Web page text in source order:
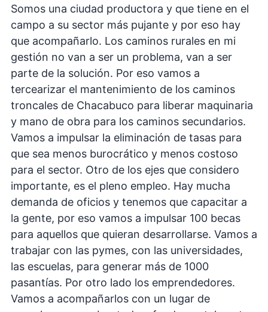
Somos una ciudad productora y que tiene en el
campo a su sector más pujante y por eso hay
que acompañarlo. Los caminos rurales en mi
gestión no van a ser un problema, van a ser
parte de la solución. Por eso vamos a
tercearizar el mantenimiento de los caminos
troncales de Chacabuco para liberar maquinaria
y mano de obra para los caminos secundarios.
Vamos a impulsar la eliminación de tasas para
que sea menos burocrático y menos costoso
para el sector. Otro de los ejes que considero
importante, es el pleno empleo. Hay mucha
demanda de oficios y tenemos que capacitar a
la gente, por eso vamos a impulsar 100 becas
para aquellos que quieran desarrollarse. Vamos a
trabajar con las pymes, con las universidades,
las escuelas, para generar más de 1000
pasantías. Por otro lado los emprendedores.
Vamos a acompañarlos con un lugar de